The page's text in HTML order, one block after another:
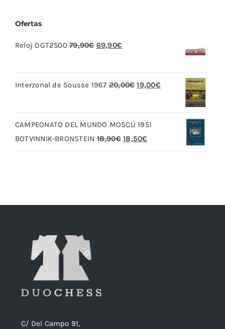
Ofertas
Reloj DGT2500 79,90€ El
era:
69,90€
es:
Interzonal de Sousse 1967 20,00€ El
era:
20,00€.
19,00€El
CAMPEONATO DEL MUNDO MOSCÚ 1951
BOTVINNIK-BRONSTEIN 18,90€ El
18,50€
C/ Del Campo 91,